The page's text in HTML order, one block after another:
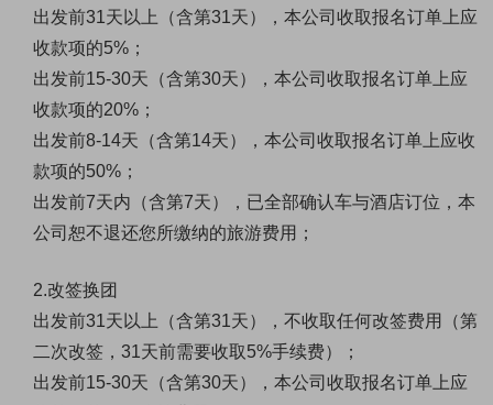
出发前31天以上（含第31天），本公司收取报名订单上应
收款项的5%；
出发前15-30天（含第30天），本公司收取报名订单上应
收款项的20%；
出发前8-14天（含第14天），本公司收取报名订单上应收
款项的50%；
出发前7天内（含第7天），已全部确认车与酒店订位，本
公司恕不退还您所缴纳的旅游费用；
2.改签换团
出发前31天以上（含第31天），不收取任何改签费用（第
二次改签，31天前需要收取5%手续费）；
出发前15-30天（含第30天），本公司收取报名订单上应